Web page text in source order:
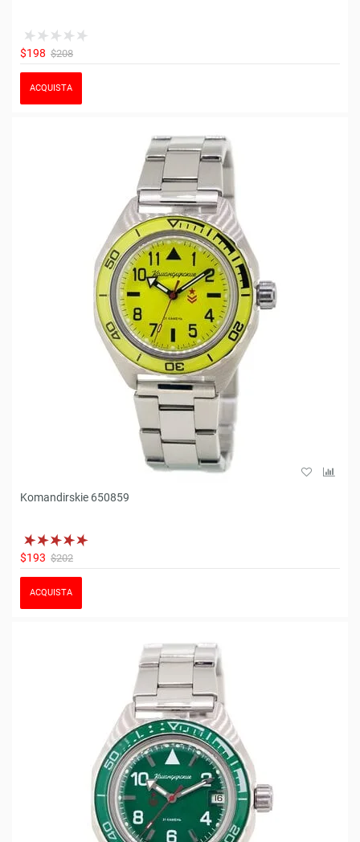
$198 $208
ACQUISTA
Komandirskie 650859
$193 $202
ACQUISTA